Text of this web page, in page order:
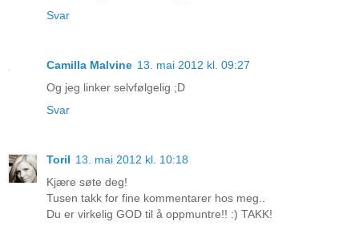
Svar
Camilla Malvine 13. mai 2012 kl. 09:27
Og jeg linker selvfølgelig ;D
Svar
Toril 13. mai 2012 kl. 10:18
Kjære søte deg!
Tusen takk for fine kommentarer hos meg..
Du er virkelig GOD til å oppmuntre!! :) TAKK!